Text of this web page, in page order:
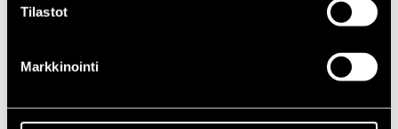
Tilastot
Markkinointi
1966
1985
10.07.
06.07.1985
07.07.1985